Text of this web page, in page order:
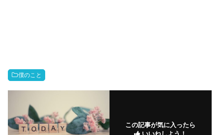
僕のこと
この記事が気に入ったら